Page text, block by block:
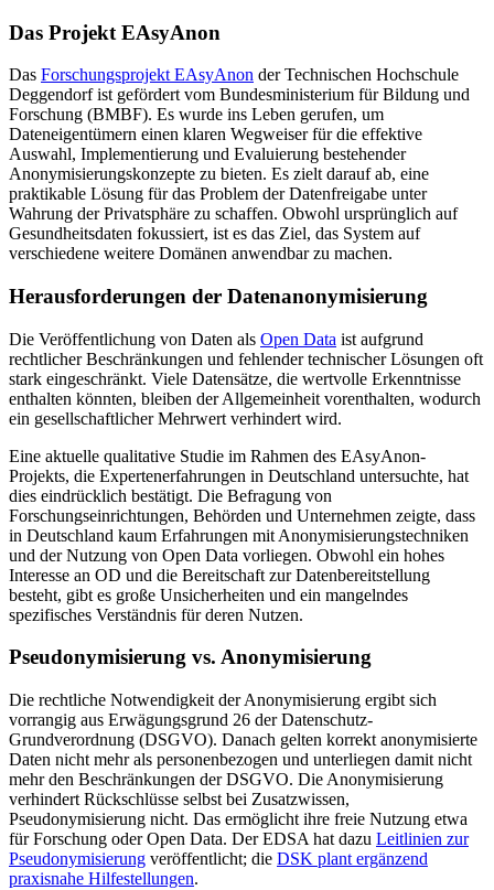
Das Projekt EAsyAnon
Das Forschungsprojekt EAsyAnon der Technischen Hochschule
Deggendorf ist gefördert vom Bundesministerium für Bildung und
Forschung (BMBF). Es wurde ins Leben gerufen, um
Dateneigentümern einen klaren Wegweiser für die effektive
Auswahl, Implementierung und Evaluierung bestehender
Anonymisierungskonzepte zu bieten. Es zielt darauf ab, eine
praktikable Lösung für das Problem der Datenfreigabe unter
Wahrung der Privatsphäre zu schaffen. Obwohl ursprünglich auf
Gesundheitsdaten fokussiert, ist es das Ziel, das System auf
verschiedene weitere Domänen anwendbar zu machen.
Herausforderungen der Datenanonymisierung
Die Veröffentlichung von Daten als Open Data ist aufgrund
rechtlicher Beschränkungen und fehlender technischer Lösungen oft
stark eingeschränkt. Viele Datensätze, die wertvolle Erkenntnisse
enthalten könnten, bleiben der Allgemeinheit vorenthalten, wodurch
ein gesellschaftlicher Mehrwert verhindert wird.
Eine aktuelle qualitative Studie im Rahmen des EAsyAnon-
Projekts, die Expertenerfahrungen in Deutschland untersuchte, hat
dies eindrücklich bestätigt. Die Befragung von
Forschungseinrichtungen, Behörden und Unternehmen zeigte, dass
in Deutschland kaum Erfahrungen mit Anonymisierungstechniken
und der Nutzung von Open Data vorliegen. Obwohl ein hohes
Interesse an OD und die Bereitschaft zur Datenbereitstellung
besteht, gibt es große Unsicherheiten und ein mangelndes
spezifisches Verständnis für deren Nutzen.
Pseudonymisierung vs. Anonymisierung
Die rechtliche Notwendigkeit der Anonymisierung ergibt sich
vorrangig aus Erwägungsgrund 26 der Datenschutz-
Grundverordnung (DSGVO). Danach gelten korrekt anonymisierte
Daten nicht mehr als personenbezogen und unterliegen damit nicht
mehr den Beschränkungen der DSGVO. Die Anonymisierung
verhindert Rückschlüsse selbst bei Zusatzwissen,
Pseudonymisierung nicht. Das ermöglicht ihre freie Nutzung etwa
für Forschung oder Open Data. Der EDSA hat dazu Leitlinien zur
Pseudonymisierung veröffentlicht; die DSK plant ergänzend
praxisnahe Hilfestellungen.